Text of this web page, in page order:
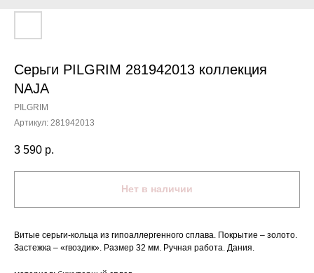
Серьги PILGRIM 281942013 коллекция
NAJA
PILGRIM
Артикул: 281942013
3 590 р.
Нет в наличии
Витые серьги-кольца из гипоаллергенного сплава. Покрытие – золото.
Застежка – «гвоздик». Размер 32 мм. Ручная работа. Дания.